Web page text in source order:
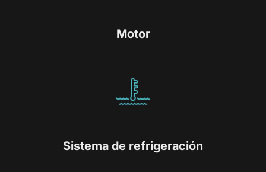
Motor
Sistema de refrigeración